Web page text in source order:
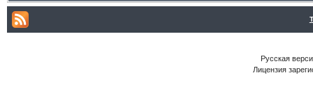
Русская
Лицензия